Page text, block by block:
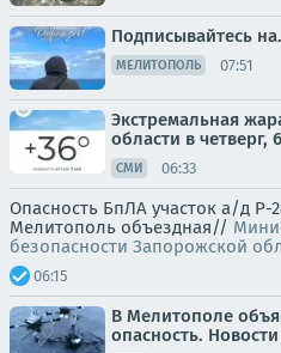
Подписывайтесь
МЕЛИТОПОЛЬ 07:51
Экстремальная
области в четверг,
СМИ 06:33
Опасность БпЛА участок а/д Р-
Мелитополь объездная//
безопасности Запорожской
06:15
В Мелитополе
опасность.